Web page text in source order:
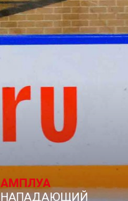
АМПЛУА
НАПАДАЮЩИЙ